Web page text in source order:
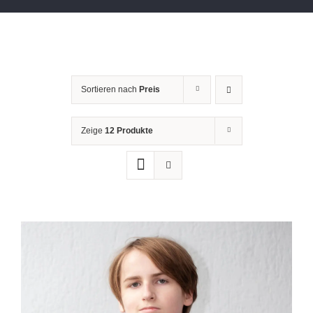
Sortieren nach Preis
Zeige 12 Produkte